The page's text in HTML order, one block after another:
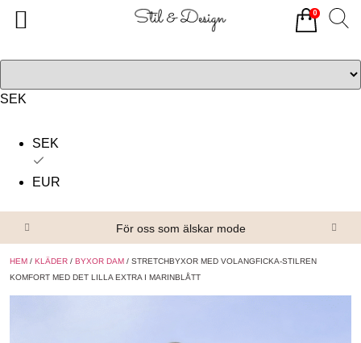
SEK
SEK
EUR
För oss som älskar mode
HEM / KLÄDER / BYXOR DAM / STRETCHBYXOR MED VOLANGFICKA-STILREN
KOMFORT MED DET LILLA EXTRA I MARINBLÅTT
0
Alla produkter
Om oss